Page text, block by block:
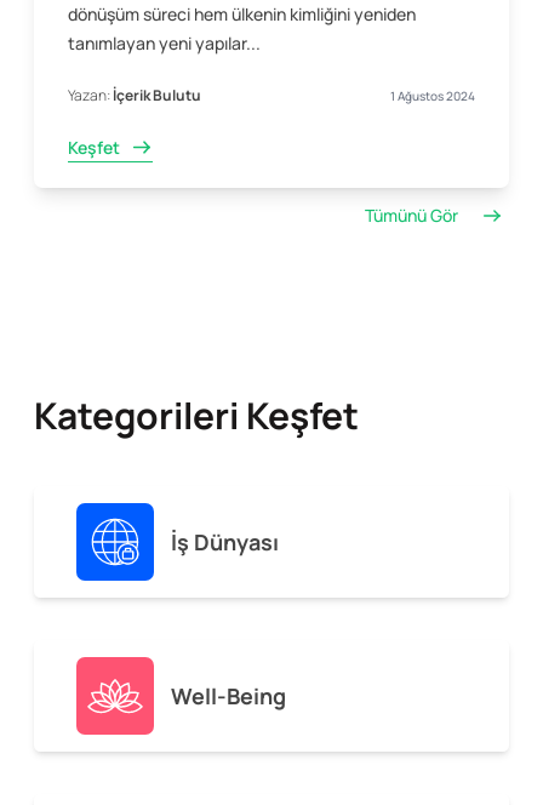
dönüşüm süreci hem ülkenin kimliğini yeniden
tanımlayan yeni yapılar...
Yazan:İçerik Bulutu 1 Ağustos 2024
Keşfet
Tümünü Gör
Kategorileri Keşfet
İş Dünyası
Well-Being